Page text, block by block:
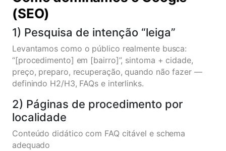
(SEO)
1) Pesquisa de intenção “leiga”
Levantamos como o público realmente busca:
“[procedimento] em [bairro]”, sintoma + cidade,
preço, preparo, recuperação, quando não fazer —
definindo H2/H3, FAQs e interlinks.
2) Páginas de procedimento por
localidade
Conteúdo didático com FAQ citável e schema
adequado